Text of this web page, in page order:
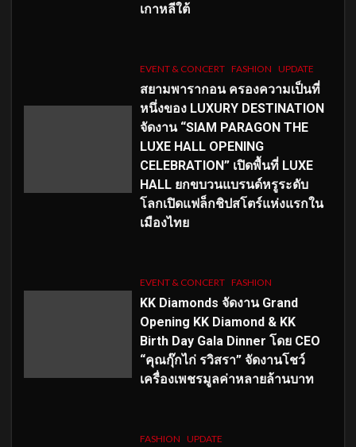
เกาหลีใต้
EVENT & CONCERT FASHION UPDATE
สยามพารากอน ครองความเป็นที่
หนึ่งของ LUXURY DESTINATION
จัดงาน “SIAM PARAGON THE
LUXE HALL OPENING
CELEBRATION” เปิดพื้นที่ LUXE
HALL ยกขบวนแบรนด์หรูระดับ
โลกเปิดแฟล็กชิปสโตร์แห่งแรกใน
เมืองไทย
EVENT & CONCERT FASHION
KK Diamonds จัดงาน Grand
Opening KK Diamond & KK
Birth Day Gala Dinner โดย CEO
“คุณกุ๊กไก่ รวิสรา” จัดงานโชว์
เครื่องเพชรมูลค่าหลายล้านบาท
FASHION UPDATE